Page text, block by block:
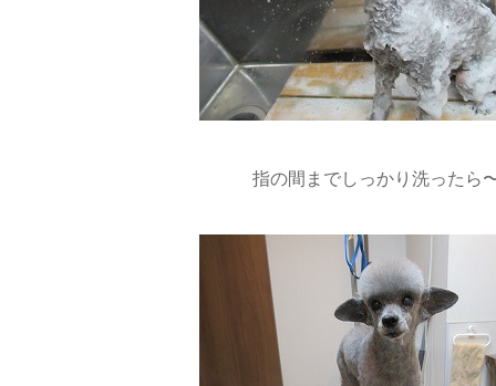
指の間までしっかり洗ったら